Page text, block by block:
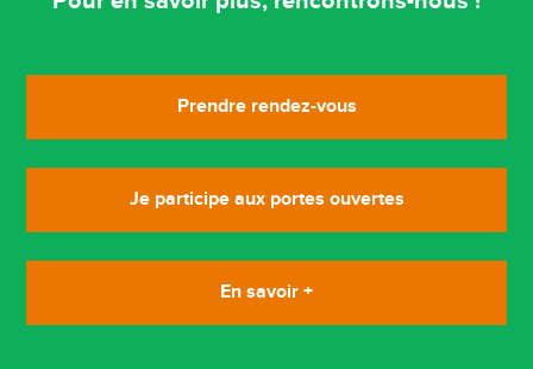
Prendre rendez-vous
Je participe aux portes ouvertes
En savoir +